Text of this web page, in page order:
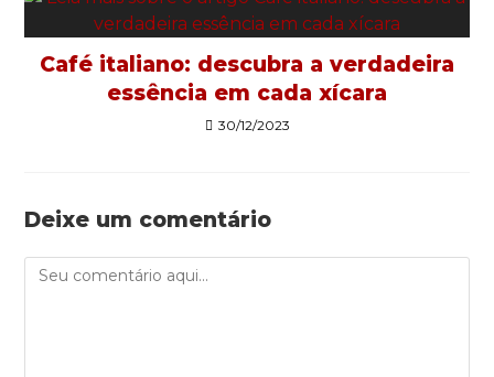
Café italiano: descubra a verdadeira
essência em cada xícara
30/12/2023
Deixe um comentário